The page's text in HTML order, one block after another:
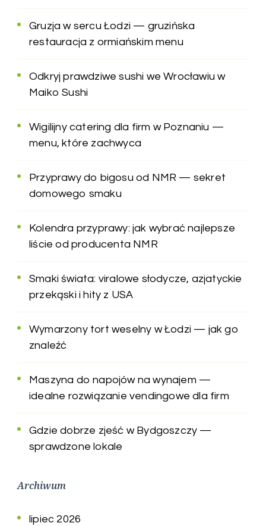
Gruzja w sercu Łodzi — gruzińska
restauracja z ormiańskim menu
Odkryj prawdziwe sushi we Wrocławiu w
Maiko Sushi
Wigilijny catering dla firm w Poznaniu —
menu, które zachwyca
Przyprawy do bigosu od NMR — sekret
domowego smaku
Kolendra przyprawy: jak wybrać najlepsze
liście od producenta NMR
Smaki świata: viralowe słodycze, azjatyckie
przekąski i hity z USA
Wymarzony tort weselny w Łodzi — jak go
znaleźć
Maszyna do napojów na wynajem —
idealne rozwiązanie vendingowe dla firm
Gdzie dobrze zjeść w Bydgoszczy —
sprawdzone lokale
Archiwum
lipiec 2026